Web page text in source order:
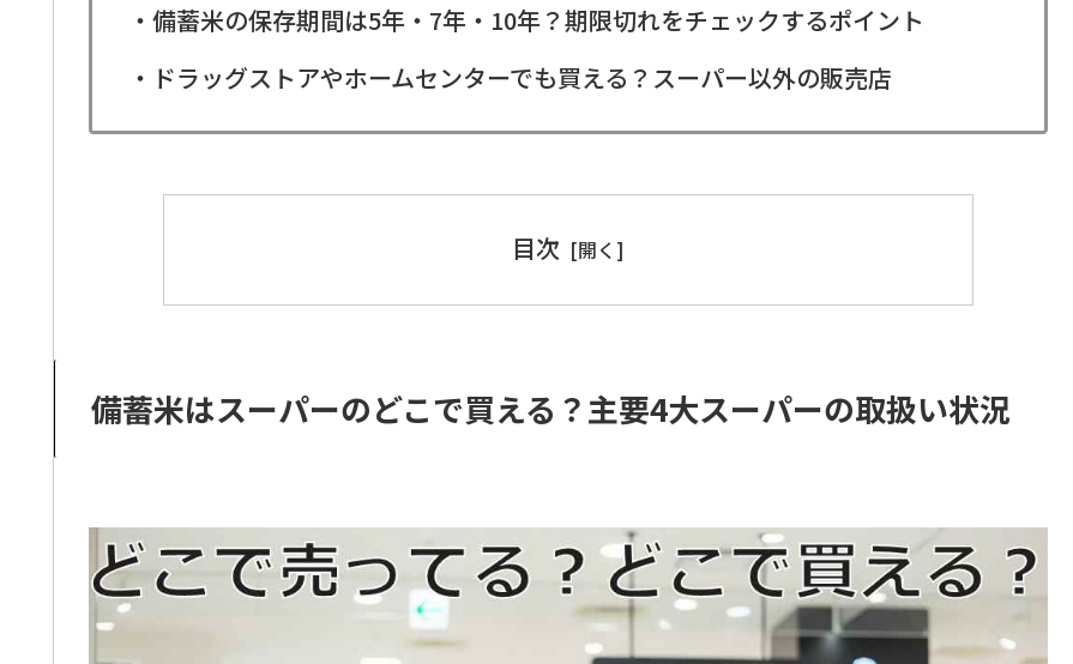
・備蓄米の保存期間は5年・7年・10年？期限切れをチェックするポイント
・ドラッグストアやホームセンターでも買える？スーパー以外の販売店
目次
備蓄米はスーパーのどこで買える？主要4大スーパーの取扱い状況